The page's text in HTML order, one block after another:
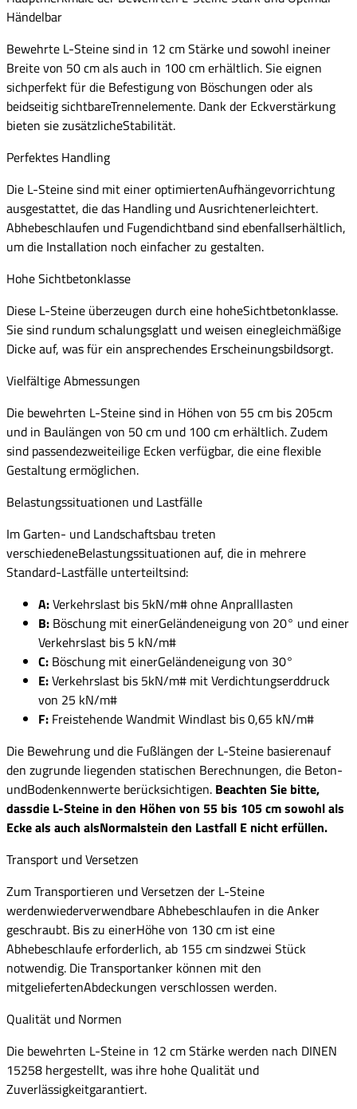
Händelbar
Bewehrte L-Steine sind in 12 cm Stärke und sowohl ineiner
Breite von 50 cm als auch in 100 cm erhältlich. Sie eignen
sichperfekt für die Befestigung von Böschungen oder als
beidseitig sichtbareTrennelemente. Dank der Eckverstärkung
bieten sie zusätzlicheStabilität.
Perfektes Handling
Die L-Steine sind mit einer optimiertenAufhängevorrichtung
ausgestattet, die das Handling und Ausrichtenerleichtert.
Abhebeschlaufen und Fugendichtband sind ebenfallserhältlich,
um die Installation noch einfacher zu gestalten.
Hohe Sichtbetonklasse
Diese L-Steine überzeugen durch eine hoheSichtbetonklasse.
Sie sind rundum schalungsglatt und weisen einegleichmäßige
Dicke auf, was für ein ansprechendes Erscheinungsbildsorgt.
Vielfältige Abmessungen
Die bewehrten L-Steine sind in Höhen von 55 cm bis 205cm
und in Baulängen von 50 cm und 100 cm erhältlich. Zudem
sind passendezweiteilige Ecken verfügbar, die eine flexible
Gestaltung ermöglichen.
Belastungssituationen und Lastfälle
Im Garten- und Landschaftsbau treten
verschiedeneBelastungssituationen auf, die in mehrere
Standard-Lastfälle unterteiltsind:
A:Verkehrslast bis 5kN/m# ohne Anpralllasten
B: Böschung mit einerGeländeneigung von 20° und einer
Verkehrslast bis 5 kN/m#
C: Böschung mit einerGeländeneigung von 30°
E:Verkehrslast bis 5kN/m# mit Verdichtungserddruck
von 25 kN/m#
F: Freistehende Wandmit Windlast bis 0,65 kN/m#
Die Bewehrung und die Fußlängen der L-Steine basierenauf
den zugrunde liegenden statischen Berechnungen, die Beton-
undBodenkennwerte berücksichtigen. Beachten Sie bitte,
dassdie L-Steine in den Höhen von 55 bis 105 cm sowohl als
Ecke als auch alsNormalstein den Lastfall E nicht erfüllen.
Transport und Versetzen
Zum Transportieren und Versetzen der L-Steine
werdenwiederverwendbare Abhebeschlaufen in die Anker
geschraubt. Bis zu einerHöhe von 130 cm ist eine
Abhebeschlaufe erforderlich, ab 155 cm sindzwei Stück
notwendig. Die Transportanker können mit den
mitgeliefertenAbdeckungen verschlossen werden.
Qualität und Normen
Die bewehrten L-Steine in 12 cm Stärke werden nach DINEN
15258 hergestellt, was ihre hohe Qualität und
Zuverlässigkeitgarantiert.